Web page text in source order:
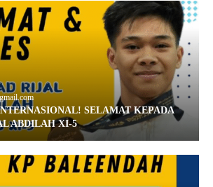
SELAMAT KEPADA
ABDILAH XI-5